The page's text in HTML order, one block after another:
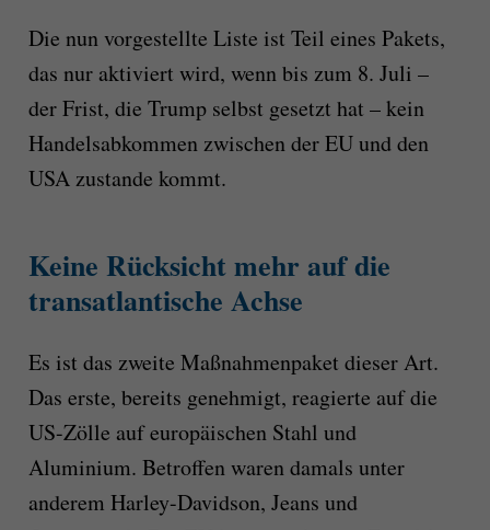
Die nun vorgestellte Liste ist Teil eines Pakets,
das nur aktiviert wird, wenn bis zum 8. Juli –
der Frist, die Trump selbst gesetzt hat – kein
Handelsabkommen zwischen der EU und den
USA zustande kommt.
Keine Rücksicht mehr auf die
transatlantische Achse
Es ist das zweite Maßnahmenpaket dieser Art.
Das erste, bereits genehmigt, reagierte auf die
US-Zölle auf europäischen Stahl und
Aluminium. Betroffen waren damals unter
anderem Harley-Davidson, Jeans und